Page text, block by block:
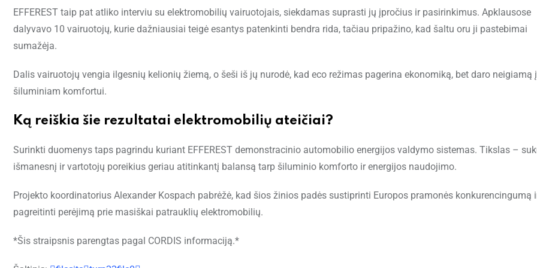
EFFEREST taip pat atliko interviu su elektromobilių vairuotojais, siekdamas suprasti jų įpročius ir pasirinkimus. Apklausose
dalyvavo 10 vairuotojų, kurie dažniausiai teigė esantys patenkinti bendra rida, tačiau pripažino, kad šaltu oru ji pastebimai
sumažėja.
Dalis vairuotojų vengia ilgesnių kelionių žiemą, o šeši iš jų nurodė, kad eco režimas pagerina ekonomiką, bet daro neigiamą
šiluminiam komfortui.
Ką reiškia šie rezultatai elektromobilių ateičiai?
Surinkti duomenys taps pagrindu kuriant EFFEREST demonstracinio automobilio energijos valdymo sistemas. Tikslas –
išmanesnį ir vartotojų poreikius geriau atitinkantį balansą tarp šiluminio komforto ir energijos naudojimo.
Projekto koordinatorius Alexander Kospach pabrėžė, kad šios žinios padės sustiprinti Europos pramonės konkurencingumą
pagreitinti perėjimą prie masiškai patrauklių elektromobilių.
*Šis straipsnis parengtas pagal CORDIS informaciją.*